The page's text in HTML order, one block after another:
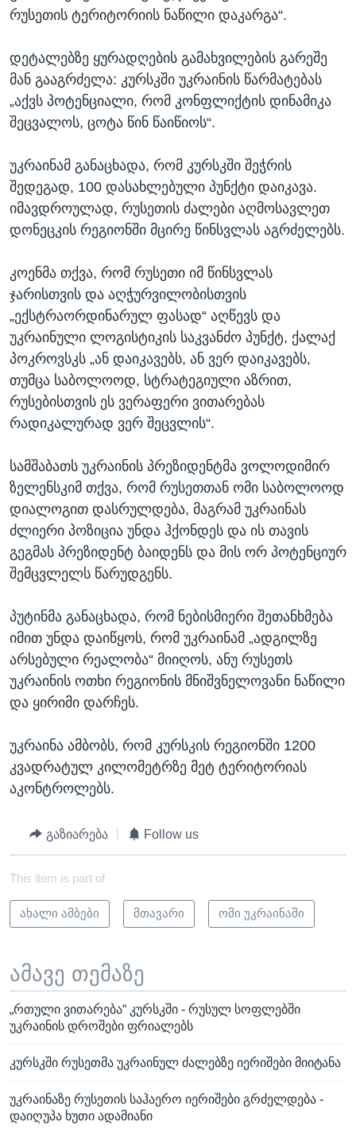
რუსეთის ტერიტორიის ნაწილი დაკარგა“.
დეტალებზე ყურადღების გამახვილების გარეშე
მან გააგრძელა: კურსკში უკრაინის წარმატებას
„აქვს პოტენციალი, რომ კონფლიქტის დინამიკა
შეცვალოს, ცოტა წინ წაიწიოს“.
უკრაინამ განაცხადა, რომ კურსკში შეჭრის
შედეგად, 100 დასახლებული პუნქტი დაიკავა.
იმავდროულად, რუსეთის ძალები აღმოსავლეთ
დონეცკის რეგიონში მცირე წინსვლას აგრძელებს.
კოენმა თქვა, რომ რუსეთი იმ წინსვლას
ჯარისთვის და აღჭურვილობისთვის
„ექსტრაორდინარულ ფასად“ აღწევს და
უკრაინული ლოგისტიკის საკვანძო პუნქტ, ქალაქ
პოკროვსკს „ან დაიკავებს, ან ვერ დაიკავებს,
თუმცა საბოლოოდ, სტრატეგიული აზრით,
რუსებისთვის ეს ვერაფერი ვითარებას
რადიკალურად ვერ შეცვლის“.
სამშაბათს უკრაინის პრეზიდენტმა ვოლოდიმირ
ზელენსკიმ თქვა, რომ რუსეთთან ომი საბოლოოდ
დიალოგით დასრულდება, მაგრამ უკრაინას
ძლიერი პოზიცია უნდა ჰქონდეს და ის თავის
გეგმას პრეზიდენტ ბაიდენს და მის ორ პოტენციურ
შემცვლელს წარუდგენს.
პუტინმა განაცხადა, რომ ნებისმიერი შეთანხმება
იმით უნდა დაიწყოს, რომ უკრაინამ „ადგილზე
არსებული რეალობა“ მიიღოს, ანუ რუსეთს
უკრაინის ოთხი რეგიონის მნიშვნელოვანი ნაწილი
და ყირიმი დარჩეს.
უკრაინა ამბობს, რომ კურსკის რეგიონში 1200
კვადრატულ კილომეტრზე მეტ ტერიტორიას
აკონტროლებს.
გაზიარება Follow us
This item is part of
ახალი ამბები მთავარი ომი უკრაინაში
ამავე თემაზე
„რთული ვითარება“ კურსკში - რუსულ სოფლებში
უკრაინის დროშები ფრიალებს
კურსკში რუსეთმა უკრაინულ ძალებზე იერიშები მიიტანა
უკრაინაზე რუსეთის საჰაერო იერიშები გრძელდება -
დაიღუპა ხუთი ადამიანი